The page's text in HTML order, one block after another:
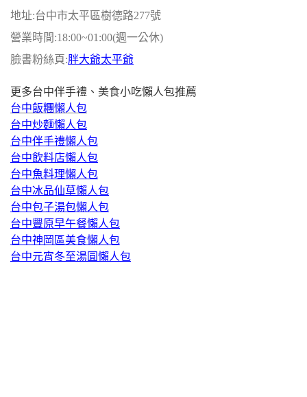
地址:台中市太平區樹德路277號
營業時間:18:00~01:00(週一公休)
臉書粉絲頁:胖大爺太平爺
更多台中伴手禮、美食小吃懶人包推薦
台中飯糰懶人包
台中炒麵懶人包
台中伴手禮懶人包
台中飲料店懶人包
台中魚料理懶人包
台中冰品仙草懶人包
台中包子湯包懶人包
台中豐原早午餐懶人包
台中神岡區美食懶人包
台中元宵冬至湯圓懶人包